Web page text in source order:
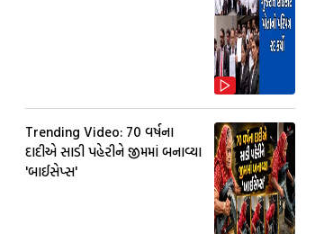
Trending Video: 70 વર્ષના
દાદીએ સાડી પહેરીને જીમમાં બનાવ્યા
'બાઈસેપ્સ'